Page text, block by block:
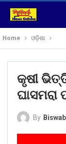
Home ଓଡ଼ିଶା
କୃଷୀ
By